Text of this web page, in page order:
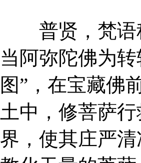
普贤，梵语称
当阿弥陀佛为
图”，在宝藏佛
土中，修菩萨
界，使其庄严